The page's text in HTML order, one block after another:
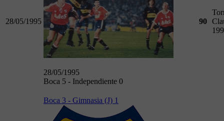
28/05/1995
28/05/1995
Boca 5 - Independiente 0
90
Boca 3 - Gimnasia (J) 1